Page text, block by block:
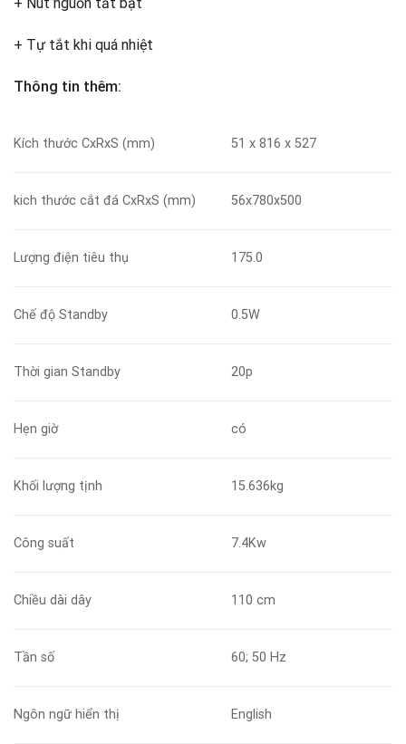
+ Tự tắt khi quá nhiệt
Thông tin thêm:
Kích thước CxRxS (mm) 51 x 816 x 527
kich thước cắt đá CxRxS (mm) 56x780x500
Lượng điện tiêu thụ 175.0
Chế độ Standby 0.5W
Thời gian Standby 20p
Hẹn giờ có
Khối lượng tịnh 15.636kg
Công suất 7.4Kw
Chiều dài dây 110 cm
Tần số 60; 50 Hz
Ngôn ngữ hiển thị English